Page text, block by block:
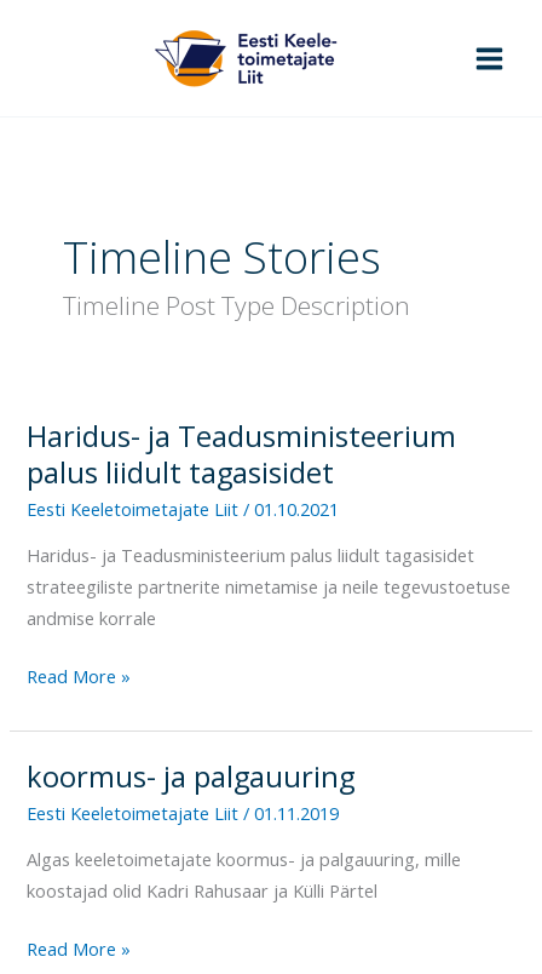
Timeline Stories
Timeline Post Type Description
Haridus- ja Teadusministeerium
palus liidult tagasisidet
Eesti Keeletoimetajate Liit/01.10.2021
Haridus- ja Teadusministeerium palus liidult tagasisidet
strateegiliste partnerite nimetamise ja neile tegevustoetuse
andmise korrale
Haridus-
ja
Teadusministeerium
liidult
tagasisidet
Read More »
koormus- ja palgauuring
Eesti Keeletoimetajate Liit/01.11.2019
Algas keeletoimetajate koormus- ja palgauuring, mille
koostajad olid Kadri Rahusaar ja Külli Pärtel
koormus-
ja
Read More »